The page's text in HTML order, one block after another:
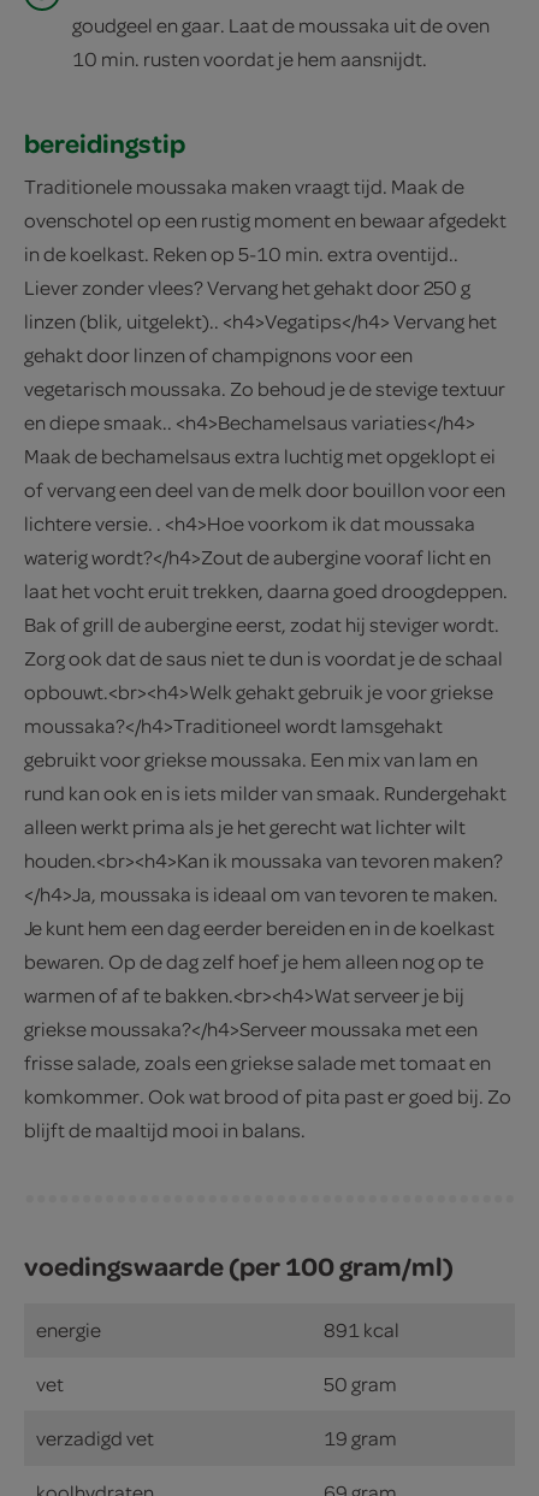
goudgeel en gaar. Laat de moussaka uit de oven
10 min. rusten voordat je hem aansnijdt.
bereidingstip
Traditionele moussaka maken vraagt tijd. Maak de
ovenschotel op een rustig moment en bewaar afgedekt
in de koelkast. Reken op 5-10 min. extra oventijd..
Liever zonder vlees? Vervang het gehakt door 250 g
linzen (blik, uitgelekt).. <h4>Vegatips</h4> Vervang het
gehakt door linzen of champignons voor een
vegetarisch moussaka. Zo behoud je de stevige textuur
en diepe smaak.. <h4>Bechamelsaus variaties</h4>
Maak de bechamelsaus extra luchtig met opgeklopt ei
of vervang een deel van de melk door bouillon voor een
lichtere versie. . <h4>Hoe voorkom ik dat moussaka
waterig wordt?</h4>Zout de aubergine vooraf licht en
laat het vocht eruit trekken, daarna goed droogdeppen.
Bak of grill de aubergine eerst, zodat hij steviger wordt.
Zorg ook dat de saus niet te dun is voordat je de schaal
opbouwt.<br><h4>Welk gehakt gebruik je voor griekse
moussaka?</h4>Traditioneel wordt lamsgehakt
gebruikt voor griekse moussaka. Een mix van lam en
rund kan ook en is iets milder van smaak. Rundergehakt
alleen werkt prima als je het gerecht wat lichter wilt
houden.<br><h4>Kan ik moussaka van tevoren maken?
</h4>Ja, moussaka is ideaal om van tevoren te maken.
Je kunt hem een dag eerder bereiden en in de koelkast
bewaren. Op de dag zelf hoef je hem alleen nog op te
warmen of af te bakken.<br><h4>Wat serveer je bij
griekse moussaka?</h4>Serveer moussaka met een
frisse salade, zoals een griekse salade met tomaat en
komkommer. Ook wat brood of pita past er goed bij. Zo
blijft de maaltijd mooi in balans.
voedingswaarde (per 100 gram/ml)
energie 891 kcal
vet 50 gram
verzadigd vet 19 gram